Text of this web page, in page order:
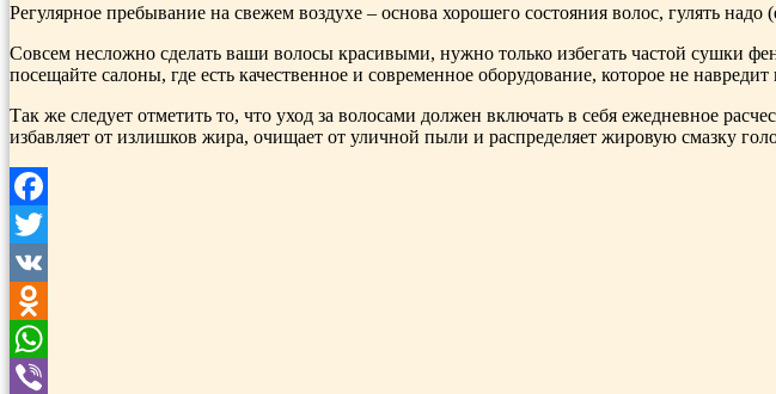
Регулярное пребывание на свежем воздухе – основа хорошего состояния волос, гулять
Совсем несложно сделать ваши волосы красивыми, нужно только избегать частой сушки
посещайте салоны, где есть качественное и современное оборудование, которое не
Так же следует отметить то, что уход за волосами должен включать в себя ежедневное
избавляет от излишков жира, очищает от уличной пыли и распределяет жировую смазку
Facebook
Twitter
VK
Odnoklassniki
WhatsApp